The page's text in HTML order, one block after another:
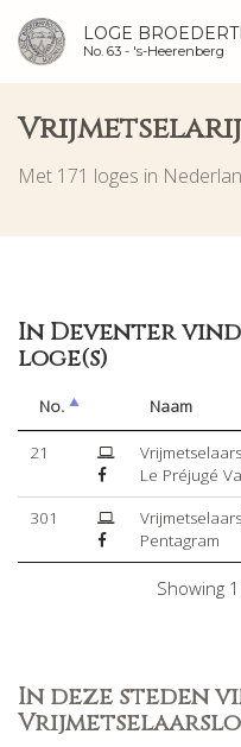
LOGE
No. 63 - 's-Heerenberg
Met 171 loges in
In Deventer
loge(s)
No. Naam
21
Le Préjugé
301
Pentagram
Showing
In deze steden